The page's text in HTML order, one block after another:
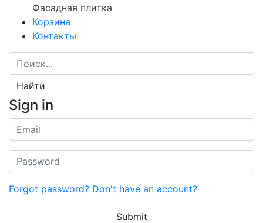
Фасадная плитка
Корзина
Контакты
Найти
Sign in
Forgot password? Don't have an account?
Submit